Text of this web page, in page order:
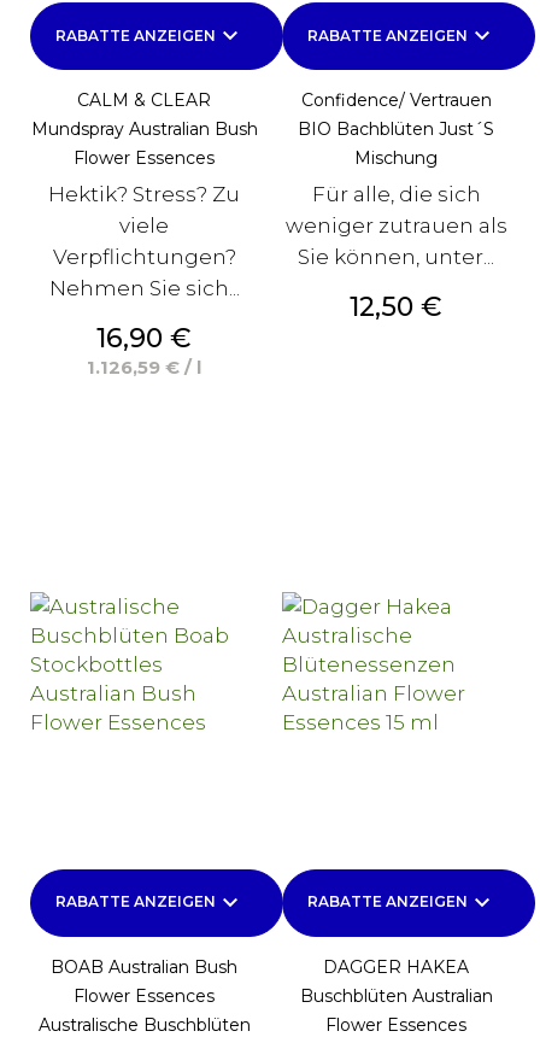
RABATTE ANZEIGEN keyboard_arrow_down
CALM & CLEAR
Mundspray Australian Bush
Flower Essences
Hektik? Stress? Zu
viele
Verpflichtungen?
Nehmen Sie sich...
Preis
16,90 €
1.126,59 € / l
RABATTE ANZEIGEN keyboard_arrow_down
Confidence/ Vertrauen
BIO Bachblüten Just´s
Mischung
Für alle, die sich
weniger zutrauen als
Sie können, unter...
Preis
12,50 €
RABATTE ANZEIGEN keyboard_arrow_down
BOAB Australian Bush
Flower Essences
Australische Buschblüten
RABATTE ANZEIGEN keyboard_arrow_down
DAGGER HAKEA
Buschblüten Australian
Flower Essences